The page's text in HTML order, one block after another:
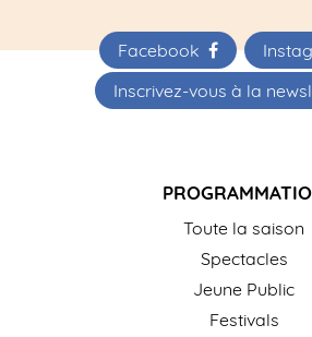
Facebook
Inscrivez-vous à la
Toute la saison
Spectacles
Jeune Public
Festivals